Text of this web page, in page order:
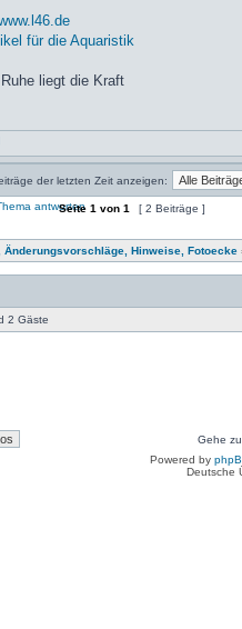
für die Aquaristik
Ruhe liegt die Kraft
der letzten Zeit anzeigen:
Seite 1 von 1 [ 2 Beiträge ]
Änderungsvorschläge, Hinweise, Fotoecke
2 Gäste
Gehe
Powered by
Deutsche